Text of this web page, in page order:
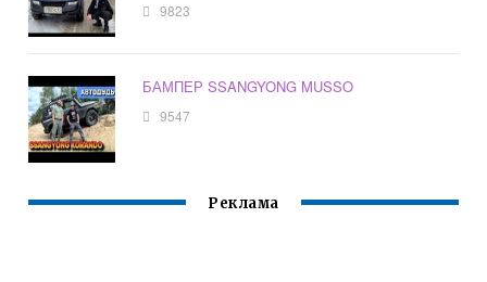
9823
БАМПЕР SSANGYONG MUSSO
9547
Реклама